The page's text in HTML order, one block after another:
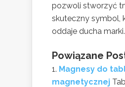
pozwoli stworzyć
skuteczny symbol,
oddaje ducha marki.
Powiązane
Magnesy do
magnetycznej